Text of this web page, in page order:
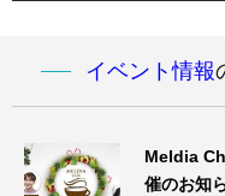
イベント情報
Meldia
催のお知